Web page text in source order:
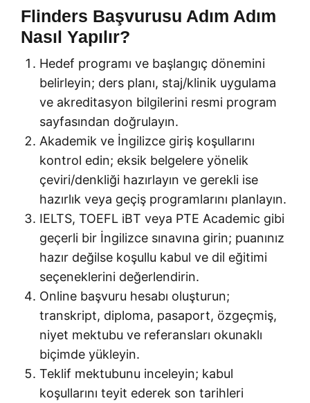
Flinders Başvurusu Adım Adım
Nasıl Yapılır?
Hedef programı ve başlangıç dönemini
belirleyin; ders planı, staj/klinik uygulama
ve akreditasyon bilgilerini resmi program
sayfasından doğrulayın.
Akademik ve İngilizce giriş koşullarını
kontrol edin; eksik belgelere yönelik
çeviri/denkliği hazırlayın ve gerekli ise
hazırlık veya geçiş programlarını planlayın.
IELTS, TOEFL iBT veya PTE Academic gibi
geçerli bir İngilizce sınavına girin; puanınız
hazır değilse koşullu kabul ve dil eğitimi
seçeneklerini değerlendirin.
Online başvuru hesabı oluşturun;
transkript, diploma, pasaport, özgeçmiş,
niyet mektubu ve referansları okunaklı
biçimde yükleyin.
Teklif mektubunu inceleyin; kabul
koşullarını teyit ederek son tarihleri